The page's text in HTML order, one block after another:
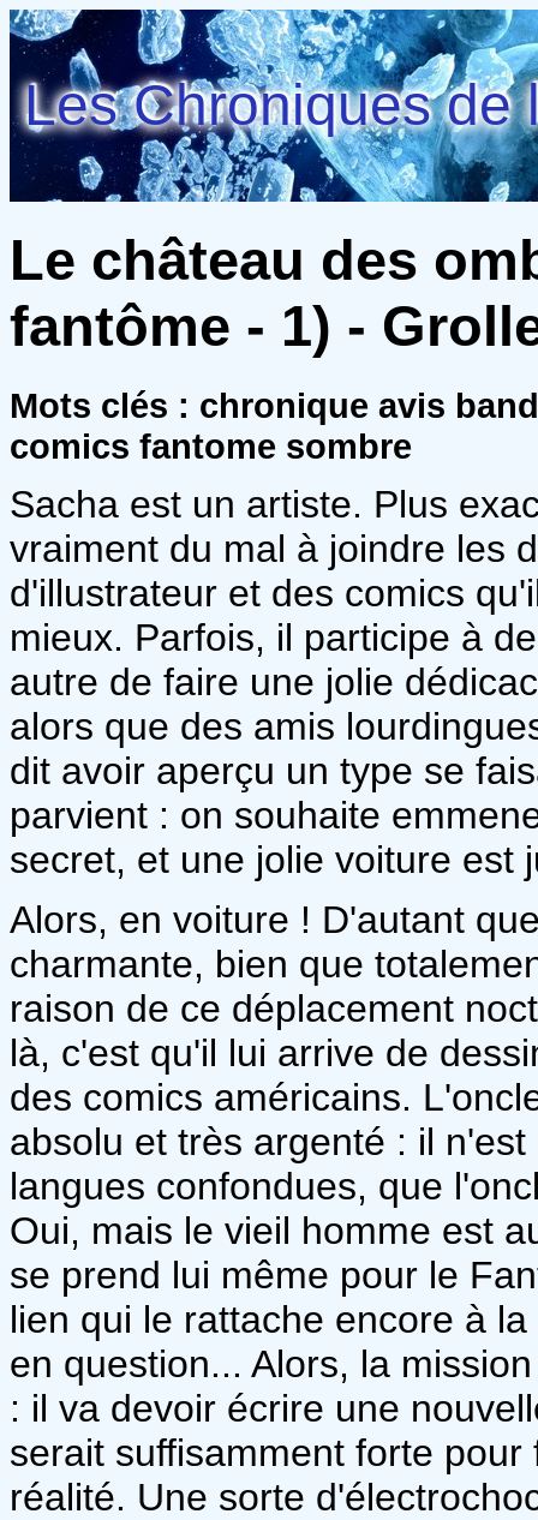
Les Chroniques de
Le château des
fantôme - 1) -
Mots clés : chronique avis
comics fantome sombre
Sacha est un artiste. Plus
vraiment du mal à joindre les
d'illustrateur et des comics
mieux. Parfois, il participe à
autre de faire une jolie
alors que des amis
dit avoir aperçu un type se
parvient : on souhaite
secret, et une jolie voiture est
Alors, en voiture ! D'autant
charmante, bien que
raison de ce déplacement
là, c'est qu'il lui arrive de
des comics américains.
absolu et très argenté : il
langues confondues, que
Oui, mais le vieil homme est
se prend lui même pour le
lien qui le rattache encore à
en question... Alors, la
: il va devoir écrire une
serait suffisamment forte
réalité. Une sorte